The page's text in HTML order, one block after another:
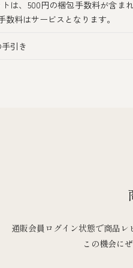
は、500円の梱包手数料が含ま
数料はサービスとなります。
引き
通販会員ログイン状態で商品
この機会に